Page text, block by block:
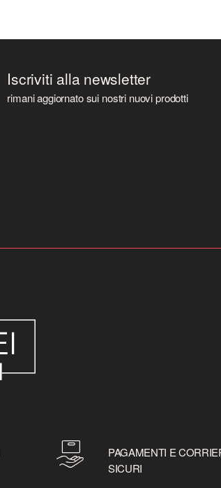
Iscriviti alla newsletter
rimani aggiornato sui nostri nuovi prodotti
PAGAMENTI E
SICURI